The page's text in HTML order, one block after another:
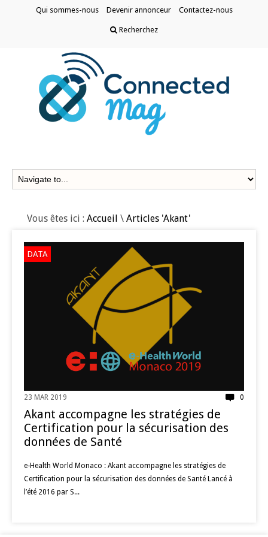
Qui sommes-nous Devenir annonceur Contactez-nous
Recherchez
Vous êtes ici : Accueil \ Articles 'Akant'
DATA
23 MAR 2019 0
Akant accompagne les stratégies de
Certification pour la sécurisation des
données de Santé
e-Health World Monaco : Akant accompagne les stratégies de
Certification pour la sécurisation des données de Santé Lancé à
l’été 2016 par S...